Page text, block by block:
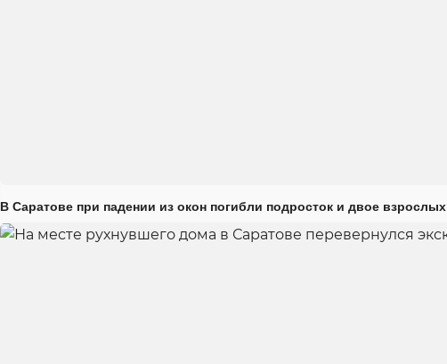
В Саратове при падении из окон погибли подросток и двое взрослых